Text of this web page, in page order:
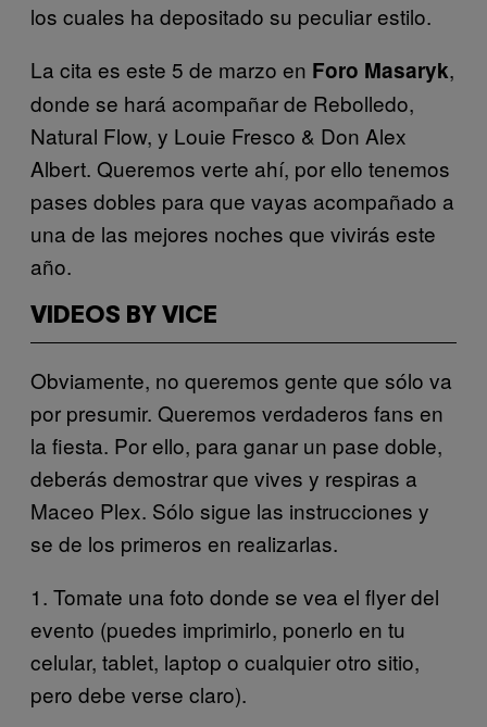
los cuales ha depositado su peculiar estilo.
La cita es este 5 de marzo en Foro Masaryk,
donde se hará acompañar de Rebolledo,
Natural Flow, y Louie Fresco & Don Alex
Albert. Queremos verte ahí, por ello tenemos
pases dobles para que vayas acompañado a
una de las mejores noches que vivirás este
año.
VIDEOS BY VICE
Obviamente, no queremos gente que sólo va
por presumir. Queremos verdaderos fans en
la fiesta. Por ello, para ganar un pase doble,
deberás demostrar que vives y respiras a
Maceo Plex. Sólo sigue las instrucciones y
se de los primeros en realizarlas.
1. Tomate una foto donde se vea el flyer del
evento (puedes imprimirlo, ponerlo en tu
celular, tablet, laptop o cualquier otro sitio,
pero debe verse claro).